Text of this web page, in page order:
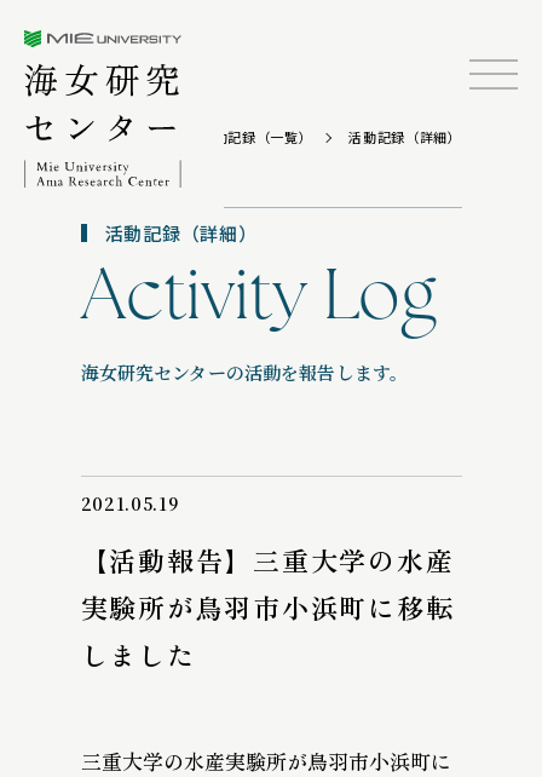
TOP 活動記録（一覧） 活動記録（詳細）
活動記録（詳細）
Activity Log
海女研究センターの活動を報告します。
2021.05.19
【活動報告】三重大学の水産
実験所が鳥羽市小浜町に移転
しました
三重大学の水産実験所が鳥羽市小浜町に